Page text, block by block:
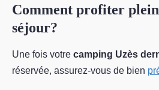
Comment profiter
séjour?
Une fois votre camping Uzès
réservée, assurez-vous de bien